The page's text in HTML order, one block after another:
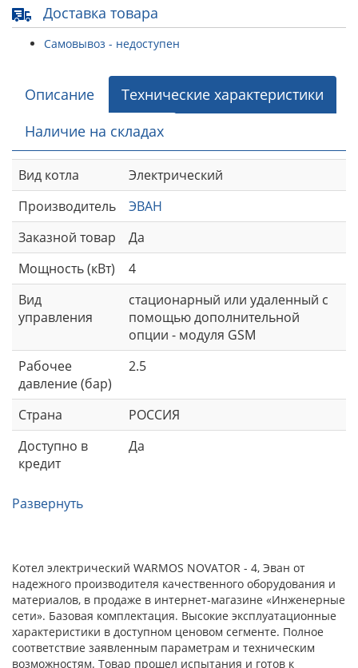
Доставка товара
Самовывоз - недоступен
Описание
Технические характеристики
Наличие на складах
Вид котла
Электрический
Производитель
ЭВАН
Заказной товар
Да
Мощность (кВт)
4
Вид
управления
стационарный или удаленный с
помощью дополнительной
опции - модуля GSM
Рабочее
давление (бар)
2.5
Страна
РОССИЯ
Доступно в
кредит
Да
Развернуть
Котел электрический WARMOS NOVATOR - 4, Эван от
надежного производителя качественного оборудования и
материалов, в продаже в интернет-магазине «Инженерные
сети». Базовая комплектация. Высокие эксплуатационные
характеристики в доступном ценовом сегменте. Полное
соответствие заявленным параметрам и техническим
возможностям. Товар прошел испытания и готов к